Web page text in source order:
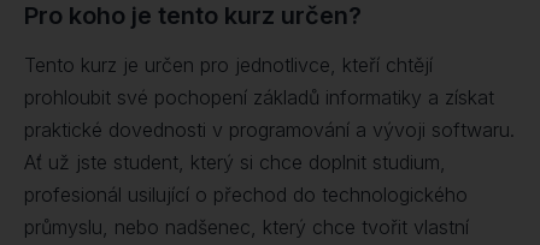
Pro koho je tento kurz určen?
Tento kurz je určen pro jednotlivce, kteří chtějí
prohloubit své pochopení základů informatiky a získat
praktické dovednosti v programování a vývoji softwaru.
Ať už jste student, který si chce doplnit studium,
profesionál usilující o přechod do technologického
průmyslu, nebo nadšenec, který chce tvořit vlastní